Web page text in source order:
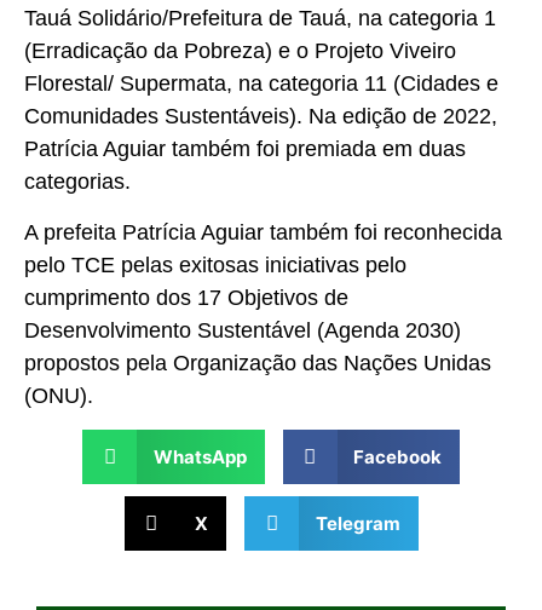
Tauá Solidário/Prefeitura de Tauá, na categoria 1
(Erradicação da Pobreza) e o Projeto Viveiro
Florestal/ Supermata, na categoria 11 (Cidades e
Comunidades Sustentáveis). Na edição de 2022,
Patrícia Aguiar também foi premiada em duas
categorias.
A prefeita Patrícia Aguiar também foi reconhecida
pelo TCE pelas exitosas iniciativas pelo
cumprimento dos 17 Objetivos de
Desenvolvimento Sustentável (Agenda 2030)
propostos pela Organização das Nações Unidas
(ONU).
WhatsApp Facebook
X Telegram